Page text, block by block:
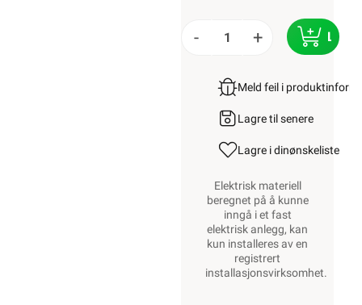
- +
Meld feil i
Lagre til senere
Lagre i dinønskeliste
Elektrisk materiell
beregnet på å kunne
inngå i et fast
elektrisk anlegg, kan
kun installeres av en
registrert
installasjonsvirksomhet.